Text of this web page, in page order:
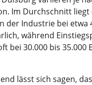
Im Durchschnitt liegt
der Industrie bei etwa
während
bei 30.000 bis 35.000
lässt sich sagen,